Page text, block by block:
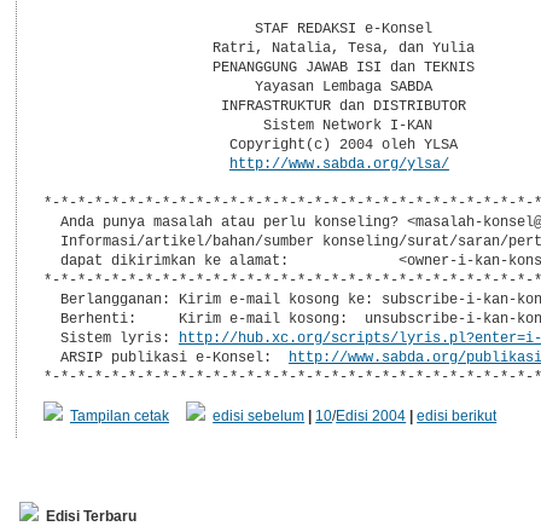
                         STAF REDAKSI e-Konsel
                    Ratri, Natalia, Tesa, dan Yulia
                    PENANGGUNG JAWAB ISI dan TEKNIS
                         Yayasan Lembaga SABDA
                     INFRASTRUKTUR dan DISTRIBUTOR
                          Sistem Network I-KAN
                      Copyright(c) 2004 oleh YLSA
http://www.sabda.org/ylsa/
*-*-*-*-*-*-*-*-*-*-*-*-*-*-*-*-*-*-*-*-*-*-*-*-*-*-*-*-*-
Anda punya masalah atau perlu konseling? <masalah-
Informasi/artikel/bahan/sumber konseling/surat/saran/
dapat dikirimkan ke alamat:             <owner-i-kan-
*-*-*-*-*-*-*-*-*-*-*-*-*-*-*-*-*-*-*-*-*-*-*-*-*-*-*-*-*-
Berlangganan: Kirim e-mail kosong ke: subscribe-i-kan-
Berhenti:     Kirim e-mail kosong:  unsubscribe-i-kan-
  Sistem lyris:
http://hub.xc.org/scripts/lyris.pl?enter=i-
  ARSIP publikasi e-Konsel:
http://www.sabda.org/
Tampilan cetak edisi sebelum | 10/Edisi 2004 |edisi berikut
Edisi Terbaru